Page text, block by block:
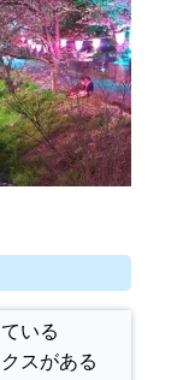
いる
スがある